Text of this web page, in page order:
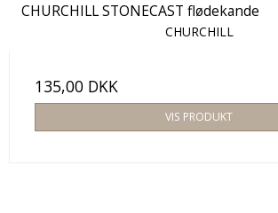
CHURCHILL STONECAST flødekande
CHURCHILL
135,00 DKK
VIS PRODUKT